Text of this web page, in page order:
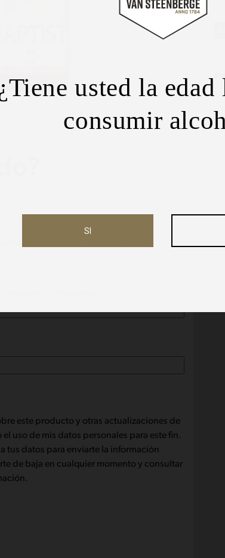
estar disponible tu cerveza favorita.
este producto y otras actualizaciones de
uso de mis datos personales para este fin.
tus datos para enviarte la información
de baja en cualquier momento y consultar
usted la edad
consumir
SI